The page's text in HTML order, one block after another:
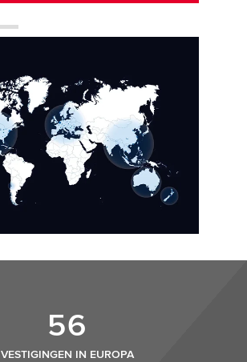
56
VESTIGINGEN IN EUROPA